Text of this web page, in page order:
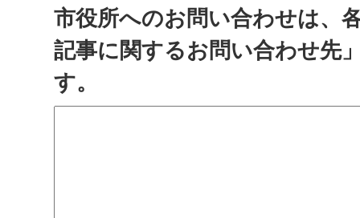
市役所へのお問い合わせは、
記事に関するお問い合わせ先
す。